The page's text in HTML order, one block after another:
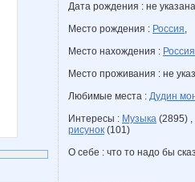
Дата рождения : не указана
Место рождения : Россия,
Место нахождения : Россия
Место проживания : не
Любимые места : Дудин
Интересы : Музыка (2895) ,
рисунок (101)
О себе : что то надо бы